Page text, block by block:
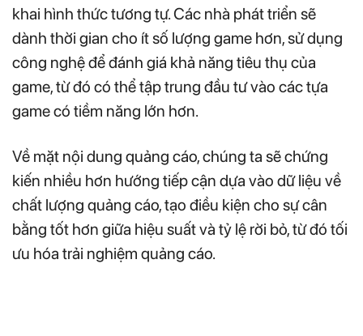
khai hình thức tương tự. Các nhà phát triển sẽ
dành thời gian cho ít số lượng game hơn, sử dụng
công nghệ để đánh giá khả năng tiêu thụ của
game, từ đó có thể tập trung đầu tư vào các tựa
game có tiềm năng lớn hơn.
Về mặt nội dung quảng cáo, chúng ta sẽ chứng
kiến nhiều hơn hướng tiếp cận dựa vào dữ liệu về
chất lượng quảng cáo, tạo điều kiện cho sự cân
bằng tốt hơn giữa hiệu suất và tỷ lệ rời bỏ, từ đó tối
ưu hóa trải nghiệm quảng cáo.